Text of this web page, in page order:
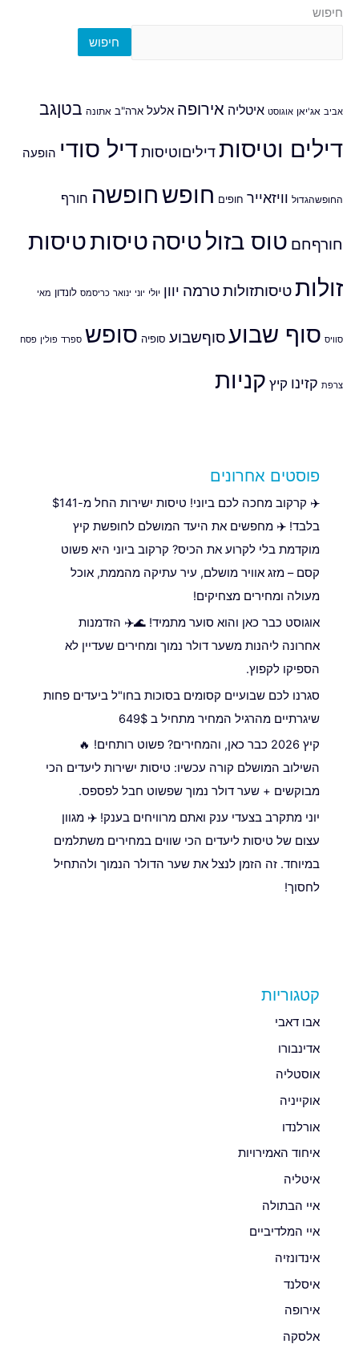
חיפוש
חיפוש
אביב אג'יאן אוגוסט איטליה אירופה אלעל ארה"ב אתונה בטןגב
דילים וטיסותדיליםוטיסותדיל סודי הופעה
החופשהגדול וויזאייר חופים חופשחופשה חורף
חורףחם טוס בזולטיסה טיסותטיסות
זולותטיסותזולותטרמה יוון יולי יוני ינואר כריסמס לונדון מאי
סוויס סוף שבועסוףשבוע סופיה סופש ספרד פולין פסח
צרפת קזינו קיץ קניות
פוסטים אחרונים
✈️ קרקוב מחכה לכם ביוני! טיסות ישירות החל מ-$141
בלבד! ✈️ מחפשים את היעד המושלם לחופשת קיץ
מוקדמת בלי לקרוע את הכיס? קרקוב ביוני היא פשוט
קסם – מזג אוויר מושלם, עיר עתיקה מהממת, אוכל
מעולה ומחירים מצחיקים!
אוגוסט כבר כאן והוא סוער מתמיד! 🌊✈️ הזדמנות
אחרונה ליהנות משער דולר נמוך ומחירים שעדיין לא
הספיקו לקפוץ.
סגרנו לכם שבועיים קסומים בסוכות בחו"ל ביעדים פחות
שיגרתיים מהרגיל המחיר מתחיל ב 649$
קיץ 2026 כבר כאן, והמחירים? פשוט רותחים! 🔥
השילוב המושלם קורה עכשיו: טיסות ישירות ליעדים הכי
מבוקשים + שער דולר נמוך שפשוט חבל לפספס.
יוני מתקרב בצעדי ענק ואתם מרוויחים בענק! ✈️ מגוון
עצום של טיסות ליעדים הכי שווים במחירים משתלמים
במיוחד. זה הזמן לנצל את שער הדולר הנמוך ולהתחיל
לחסוך!
קטגוריות
אבו דאבי
אדינבורו
אוסטליה
אוקייניה
אורלנדו
איחוד האמירויות
איטליה
איי הבתולה
איי המלדיביים
אינדונזיה
איסלנד
אירופה
אלסקה